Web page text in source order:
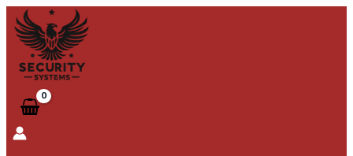
Skip
to
content
KIT
Barieră
automată
24VDC,
braț
articulat